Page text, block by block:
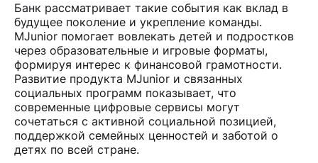
Банк рассматривает такие события как вклад в
будущее поколение и укрепление команды.
MJunior помогает вовлекать детей и подростков
через образовательные и игровые форматы,
формируя интерес к финансовой грамотности.
Развитие продукта MJunior и связанных
социальных программ показывает, что
современные цифровые сервисы могут
сочетаться с активной социальной позицией,
поддержкой семейных ценностей и заботой о
детях по всей стране.